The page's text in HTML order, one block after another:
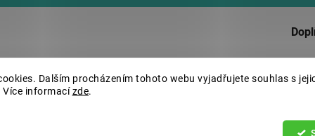
Dalším procházením tohoto webu vyjadřujete souhlas s
Více informacízde.